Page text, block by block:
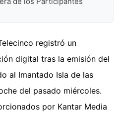
registró un
digital tras la emisión del
al Imantado Isla de las
del pasado miércoles.
por Kantar Media